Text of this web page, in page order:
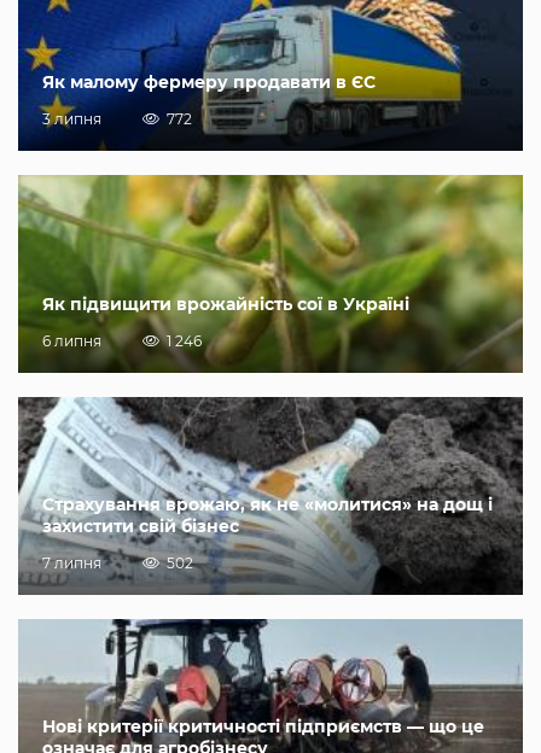
Як малому фермеру продавати в ЄС
3 липня 772
Як підвищити врожайність сої в Україні
6 липня 1 246
Страхування врожаю, як не «молитися» на дощ і
захистити свій бізнес
7 липня 502
Нові критерії критичності підприємств — що це
означає для агробізнесу